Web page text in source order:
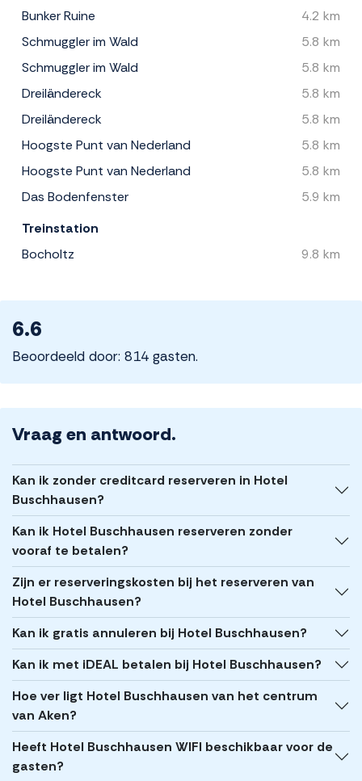
Bunker Ruine
4.2 km
Schmuggler im Wald
5.8 km
Schmuggler im Wald
5.8 km
Dreiländereck
5.8 km
Dreiländereck
5.8 km
Hoogste Punt van Nederland
5.8 km
Hoogste Punt van Nederland
5.8 km
Das Bodenfenster
5.9 km
Treinstation
Bocholtz
9.8 km
6.6
Beoordeeld door: 814 gasten.
Vraag en antwoord.
Kan ik zonder creditcard reserveren in Hotel
Buschhausen?
Kan ik Hotel Buschhausen reserveren zonder
vooraf te betalen?
Zijn er reserveringskosten bij het reserveren van
Hotel Buschhausen?
Kan ik gratis annuleren bij Hotel Buschhausen?
Kan ik met iDEAL betalen bij Hotel Buschhausen?
Hoe ver ligt Hotel Buschhausen van het centrum
van Aken?
Heeft Hotel Buschhausen WIFI beschikbaar voor de
gasten?